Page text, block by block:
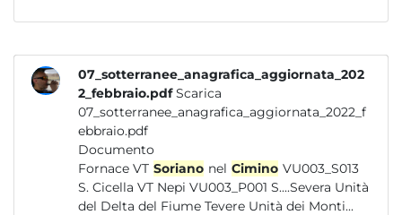
07_sotterranee_anagrafica_aggiornata_202
2_febbraio.pdf Scarica
07_sotterranee_anagrafica_aggiornata_2022_f
ebbraio.pdf
Documento
Fornace VT Soriano nel Cimino VU003_S013
S. Cicella VT Nepi VU003_P001 S....Severa Unità
del Delta del Fiume Tevere Unità dei Monti...